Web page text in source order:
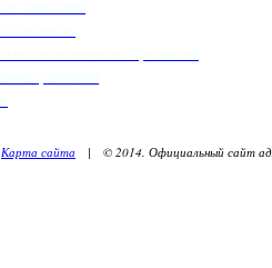
Карта сайта | © 2014. Официальный сайт